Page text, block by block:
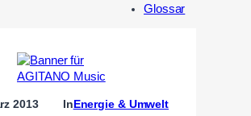
Glossar
2013 InEnergie & Umwelt